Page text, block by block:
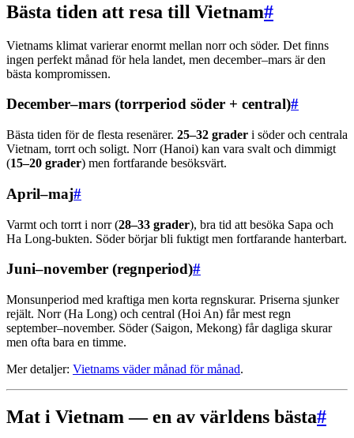
Bästa tiden att resa till Vietnam#
Vietnams klimat varierar enormt mellan norr och söder. Det finns
ingen perfekt månad för hela landet, men december–mars är den
bästa kompromissen.
December–mars (torrperiod söder + central)#
Bästa tiden för de flesta resenärer. 25–32 grader i söder och centrala
Vietnam, torrt och soligt. Norr (Hanoi) kan vara svalt och dimmigt
(15–20 grader) men fortfarande besöksvärt.
April–maj#
Varmt och torrt i norr (28–33 grader), bra tid att besöka Sapa och
Ha Long-bukten. Söder börjar bli fuktigt men fortfarande hanterbart.
Juni–november (regnperiod)#
Monsunperiod med kraftiga men korta regnskurar. Priserna sjunker
rejält. Norr (Ha Long) och central (Hoi An) får mest regn
september–november. Söder (Saigon, Mekong) får dagliga skurar
men ofta bara en timme.
Mer detaljer: Vietnams väder månad för månad.
Mat i Vietnam — en av världens bästa#